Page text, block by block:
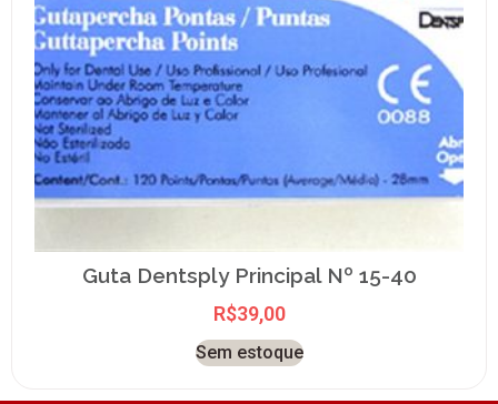
Guta Dentsply Principal Nº 15-40
R$39,00
Sem estoque